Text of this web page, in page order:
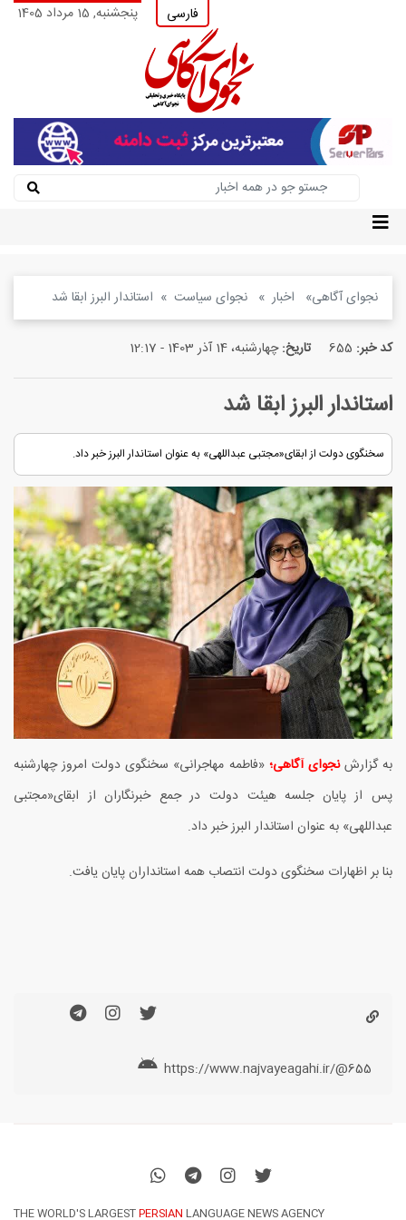
پنجشنبه, 15 مرداد 1405 فارسی
نجوای آگاهی اخبار نجوای سیاست استاندار البرز ابقا شد
کد خبر: 655 تاریخ:چهارشنبه، 14 آذر 1403 - 12:17
استاندار البرز ابقا شد
سخنگوی دولت از ابقای«مجتبی عبداللهی» به عنوان استاندار البرز خبر داد.
به گزارشنجوای آگاهی؛ «فاطمه مهاجرانی» سخنگوی دولت امروز چهارشنبه
پس از پایان جلسه هیئت دولت در جمع خبرنگاران از ابقای«مجتبی
عبداللهی» به عنوان استاندار البرز خبر داد.
بنا بر اظهارات سخنگوی دولت انتصاب همه استانداران پایان یافت.
https://www.najvayeagahi.ir/@655
THE WORLD'S LARGESTPERSIAN LANGUAGE NEWS AGENCY